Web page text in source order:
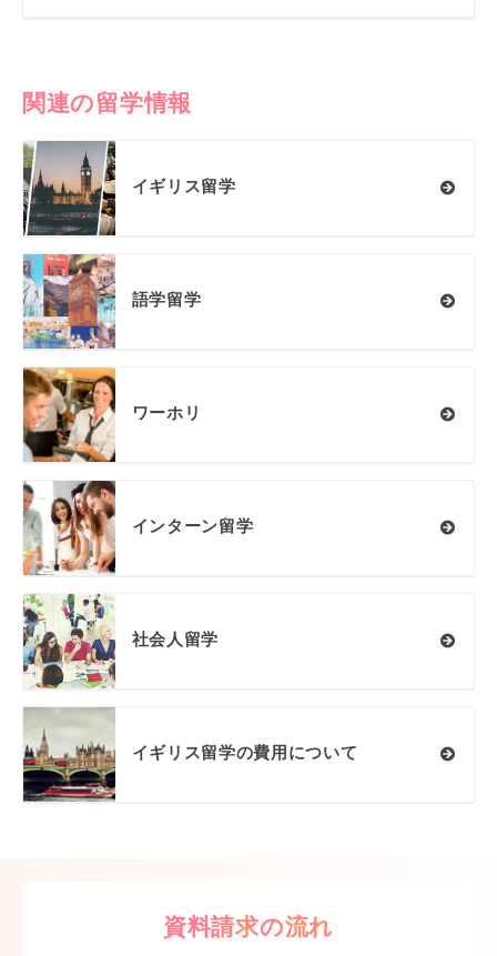
関連の留学情報
イギリス留学
語学留学
ワーホリ
インターン留学
社会人留学
イギリス留学の費用について
資料請求の流れ